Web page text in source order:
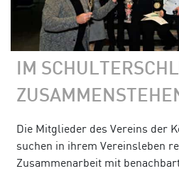
IM
Die Mitglieder des Vereins der
suchen in ihrem Vereinsleben
Zusammenarbeit mit